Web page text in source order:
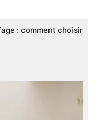
: comment choisir